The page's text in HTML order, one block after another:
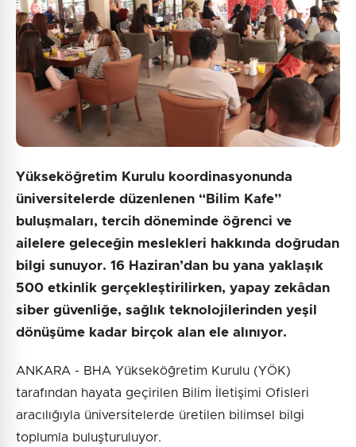
Yükseköğretim Kurulu koordinasyonunda
üniversitelerde düzenlenen “Bilim Kafe”
buluşmaları, tercih döneminde öğrenci ve
ailelere geleceğin meslekleri hakkında doğrudan
bilgi sunuyor. 16 Haziran’dan bu yana yaklaşık
500 etkinlik gerçekleştirilirken, yapay zekâdan
siber güvenliğe, sağlık teknolojilerinden yeşil
dönüşüme kadar birçok alan ele alınıyor.
ANKARA - BHA Yükseköğretim Kurulu (YÖK)
tarafından hayata geçirilen Bilim İletişimi Ofisleri
aracılığıyla üniversitelerde üretilen bilimsel bilgi
toplumla buluşturuluyor.